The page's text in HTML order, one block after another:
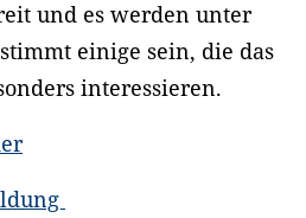
und es werden unter
einige sein, die das
interessieren.